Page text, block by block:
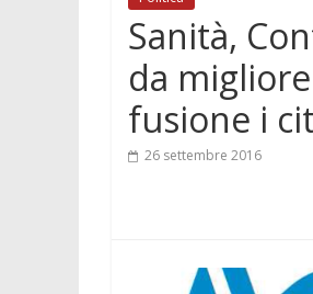
Sanità,
da
fusione i
26 settembre 2016